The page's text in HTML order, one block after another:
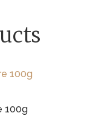
100g